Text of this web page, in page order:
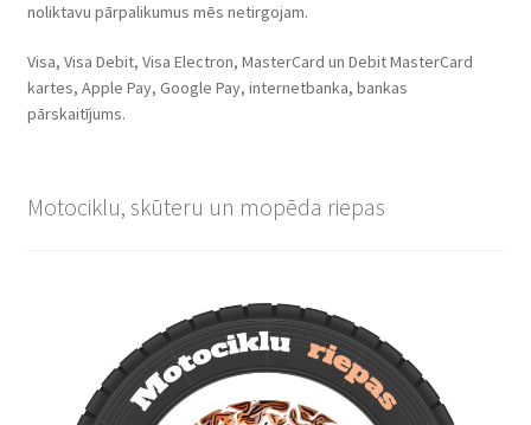
noliktavu pārpalikumus mēs netirgojam.
Visa, Visa Debit, Visa Electron, MasterCard un Debit MasterCard
kartes, Apple Pay, Google Pay, internetbanka, bankas
pārskaitījums.
Motociklu, skūteru un mopēda riepas